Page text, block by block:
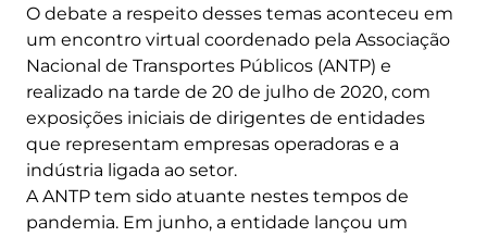
O debate a respeito desses temas aconteceu em
um encontro virtual coordenado pela Associação
Nacional de Transportes Públicos (ANTP) e
realizado na tarde de 20 de julho de 2020, com
exposições iniciais de dirigentes de entidades
que representam empresas operadoras e a
indústria ligada ao setor.
A ANTP tem sido atuante nestes tempos de
pandemia. Em junho, a entidade lançou um